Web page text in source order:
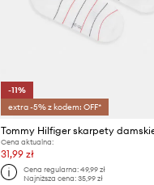
-11%
extra -5% z kodem: OFF*
Cena aktualna:
31,99 zł
Cena regularna: 49,99 zł
Najniższa cena: 35,99 zł